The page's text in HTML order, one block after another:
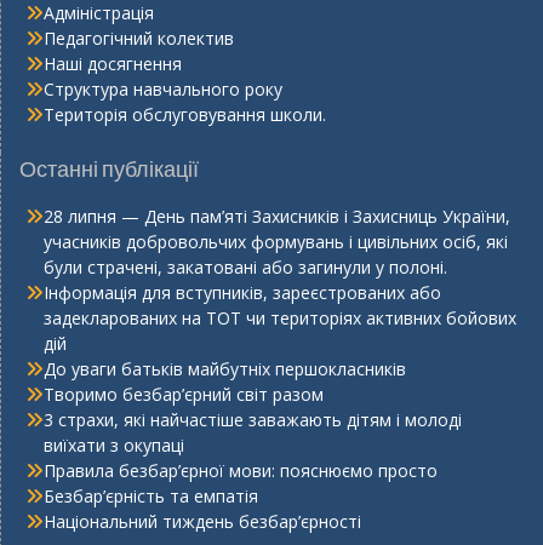
Адміністрація
Педагогічний колектив
Наші досягнення
Структура навчального року
Територія обслуговування школи.
Останні публікації
28 липня — День пам’яті Захисників і Захисниць України,
учасників добровольчих формувань і цивільних осіб, які
були страчені, закатовані або загинули у полоні.
Інформація для вступників, зареєстрованих або
задекларованих на ТОТ чи територіях активних бойових
дій
До уваги батьків майбутніх першокласників
Творимо безбар’єрний світ разом
3 страхи, які найчастіше заважають дітям і молоді
виїхати з окупаці
Правила безбар’єрної мови: пояснюємо просто
Безбар’єрність та емпатія
Національний тиждень безбар’єрності